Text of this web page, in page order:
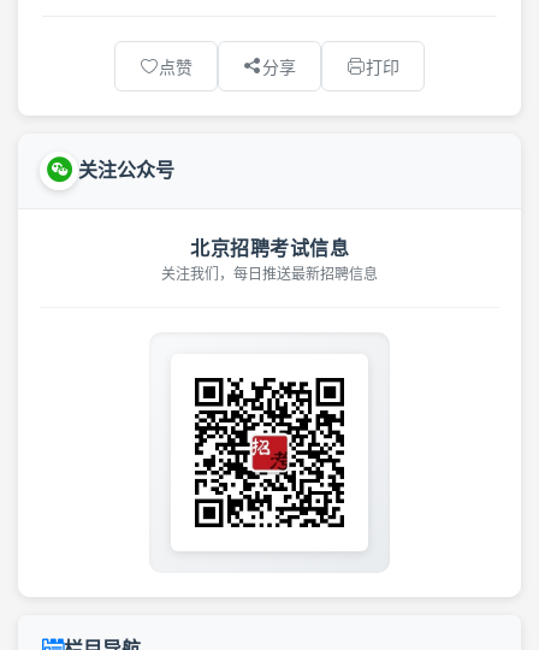
点赞 分享 打印
关注公众号
北京招聘考试信息
关注我们，每日推送最新招聘信息